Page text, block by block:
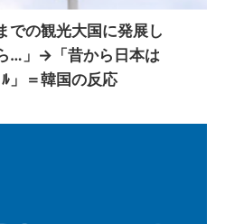
での観光大国に発展し
…」→「昔から日本は
」＝韓国の反応